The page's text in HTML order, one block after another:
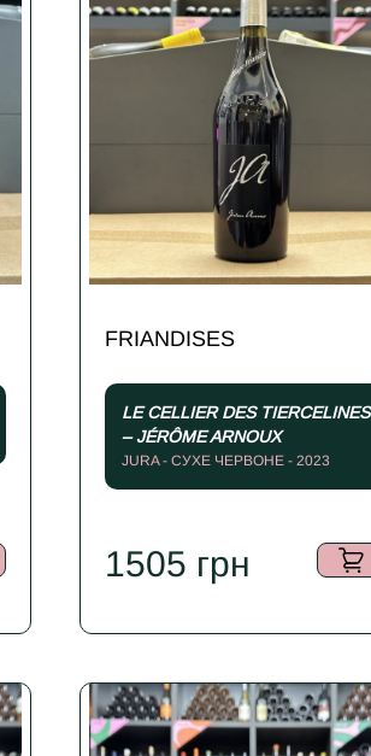
FRIANDISES
LE CELLIER DES TIERCELINES
– JÉRÔME ARNOUX
JURA - СУХЕ ЧЕРВОНЕ - 2023
1505 грн